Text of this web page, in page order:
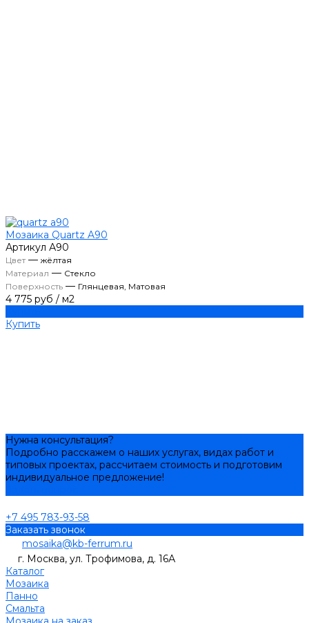
Мозаика Quartz A90
Артикул А90
Цвет— жёлтая
Материал — Стекло
Поверхность — Глянцевая, Матовая
4 775 руб / м2
Купить
Нужна консультация?
Подробно расскажем о наших услугах, видах работ и
типовых проектах, рассчитаем стоимость и подготовим
индивидуальное предложение!
+7 495 783-93-58
Заказать звонок
mosaika@kb-ferrum.ru
г. Москва, ул. Трофимова, д. 16А
Каталог
Мозаика
Панно
Смальта